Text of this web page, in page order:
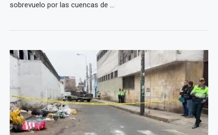
sobrevuelo por las cuencas de ...